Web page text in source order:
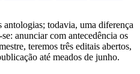
todavia, uma diferença
anunciar com antecedência os
teremos três editais abertos,
até meados de junho.